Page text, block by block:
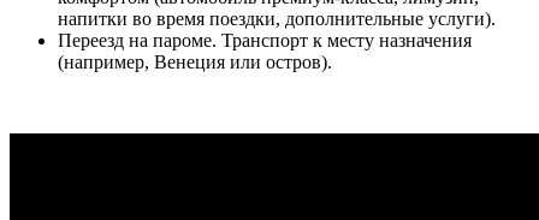
напитки во время поездки, дополнительные услуги).
Переезд на пароме. Транспорт к месту назначения
(например, Венеция или остров).